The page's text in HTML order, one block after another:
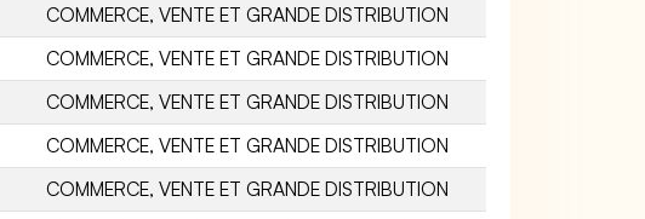
COMMERCE, VENTE ET GRANDE DISTRIBUTION
COMMERCE, VENTE ET GRANDE DISTRIBUTION
COMMERCE, VENTE ET GRANDE DISTRIBUTION
COMMERCE, VENTE ET GRANDE DISTRIBUTION
COMMERCE, VENTE ET GRANDE DISTRIBUTION